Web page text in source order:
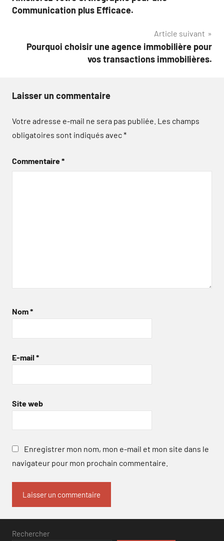
de
Communication plus Efficace.
Article suivant
Pourquoi choisir une agence immobilière pour
vos transactions immobilières.
Laisser un commentaire
Votre adresse e-mail ne sera pas publiée. Les champs
obligatoires sont indiqués avec*
Commentaire*
Nom*
E-mail *
Site web
Enregistrer mon nom, mon e-mail et mon site dans le
navigateur pour mon prochain commentaire.
Rechercher